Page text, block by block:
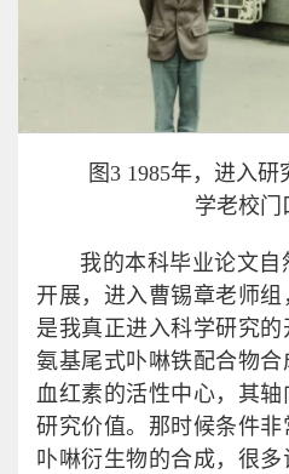
图3 1985年，进入
学老校门
我的本科毕业论文
开展，进入曹锡章老师
是我真正进入科学研究
氨基尾式卟啉铁配合物
血红素的活性中心，其
研究价值。那时候条件
卟啉衍生物的合成，很